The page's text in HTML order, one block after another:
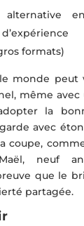
formats)
monde peut
même
la
avec
coupe,
neuf
que le
partagée.